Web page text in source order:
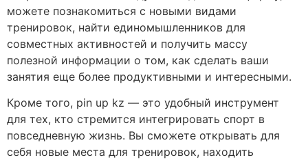
можете познакомиться с новыми видами
тренировок, найти единомышленников для
совместных активностей и получить массу
полезной информации о том, как сделать ваши
занятия еще более продуктивными и интересными.
Кроме того, pin up kz — это удобный инструмент
для тех, кто стремится интегрировать спорт в
повседневную жизнь. Вы сможете открывать для
себя новые места для тренировок, находить